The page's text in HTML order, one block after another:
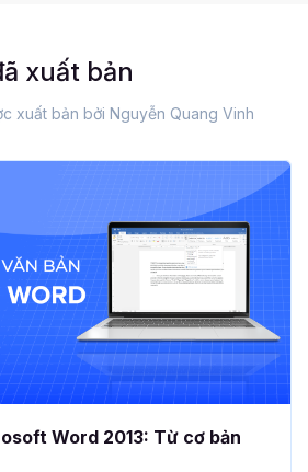
xuất bản
xuất bản bởi Nguyễn Quang Vinh
Word 2013: Từ cơ bản